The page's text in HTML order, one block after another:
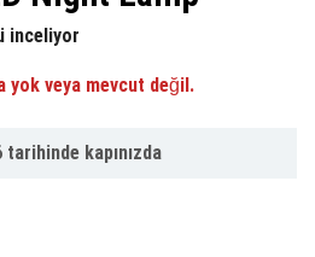
inceliyor
yok veya mevcut değil.
tarihinde kapınızda